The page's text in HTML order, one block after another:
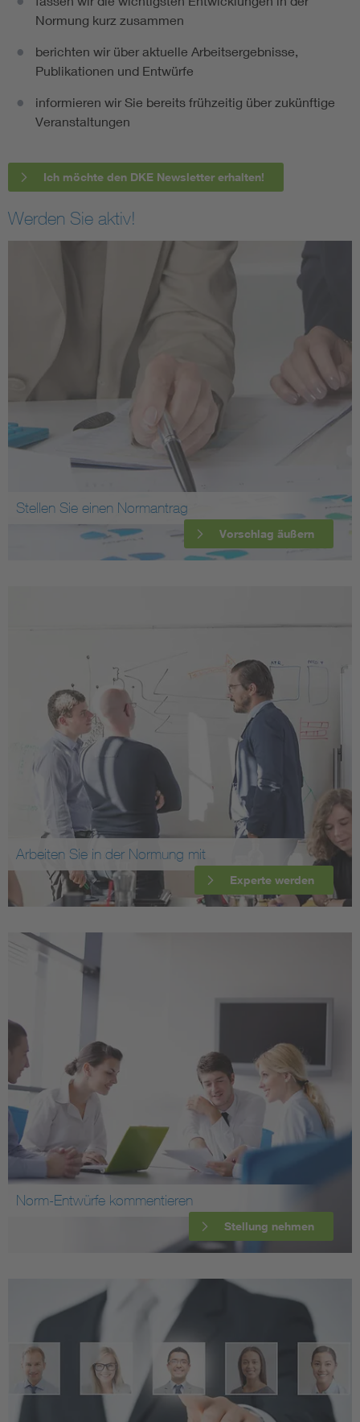
Normung kurz zusammen
berichten wir über aktuelle Arbeitsergebnisse,
Publikationen und Entwürfe
informieren wir Sie bereits frühzeitig über zukünftige
Veranstaltungen
Ich möchte den DKE Newsletter erhalten!
Werden Sie aktiv!
Stellen Sie einen Normantrag
Vorschlag äußern
Arbeiten Sie in der Normung mit
Experte werden
Norm-Entwürfe kommentieren
Stellung nehmen